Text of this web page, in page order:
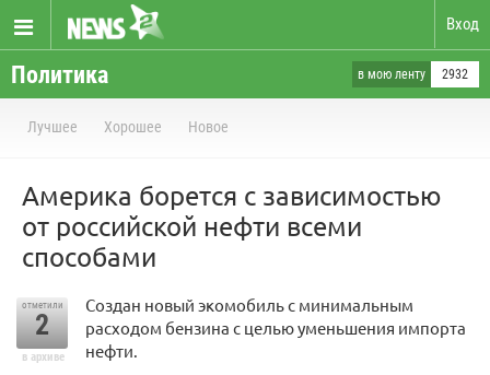
Вход
Политика в мою ленту 2932
Лучшее Хорошее Новое
Америка борется с зависимостью
от российской нефти всеми
способами
отметили
2
в архиве
Создан новый экомобиль с минимальным
расходом бензина с целью уменьшения импорта
нефти.